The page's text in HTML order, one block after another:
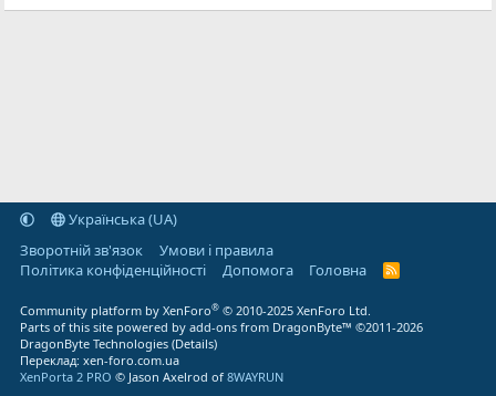
Українська (UA)
Зворотній зв'язок
Умови і правила
Політика конфіденційності
Дoпoмoга Головна
R
Community platform by XenForo® © 2010-2025 XenForo Ltd.
Parts of this site powered byadd-ons from DragonByte™ ©2011-2026
DragonByte Technologies (Details)
Переклад:xen-foro.com.ua
XenPorta 2 PRO © Jason Axelrod of8WAYRUN